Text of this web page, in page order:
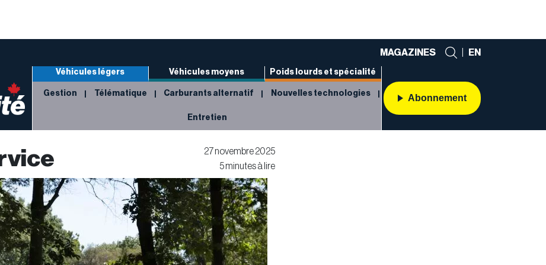
MAGAZINES EN
Véhicules légers Véhicules moyens Poids lourds et spécialité
Gestion Télématique Carburants alternatif Nouvelles technologies
Entretien
Abonnement
27 novembre 2025
5 minutes à lire